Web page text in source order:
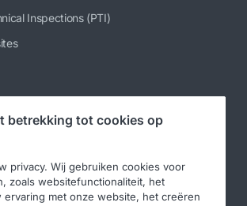
Inspections (PTI)
betrekking tot cookies op
privacy. Wij gebruiken cookies voor
zoals websitefunctionaliteit, het
ervaring met onze website, het creëren